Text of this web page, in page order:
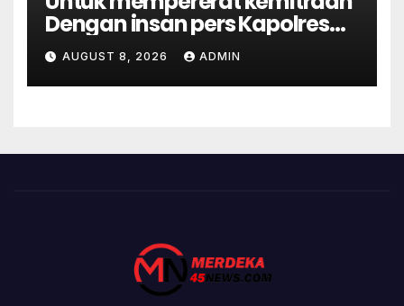
Dengan insan pers Kapolres
OKU Silaturahmi Ke Pengurus
PWI OKU
AUGUST 8, 2026 ADMIN